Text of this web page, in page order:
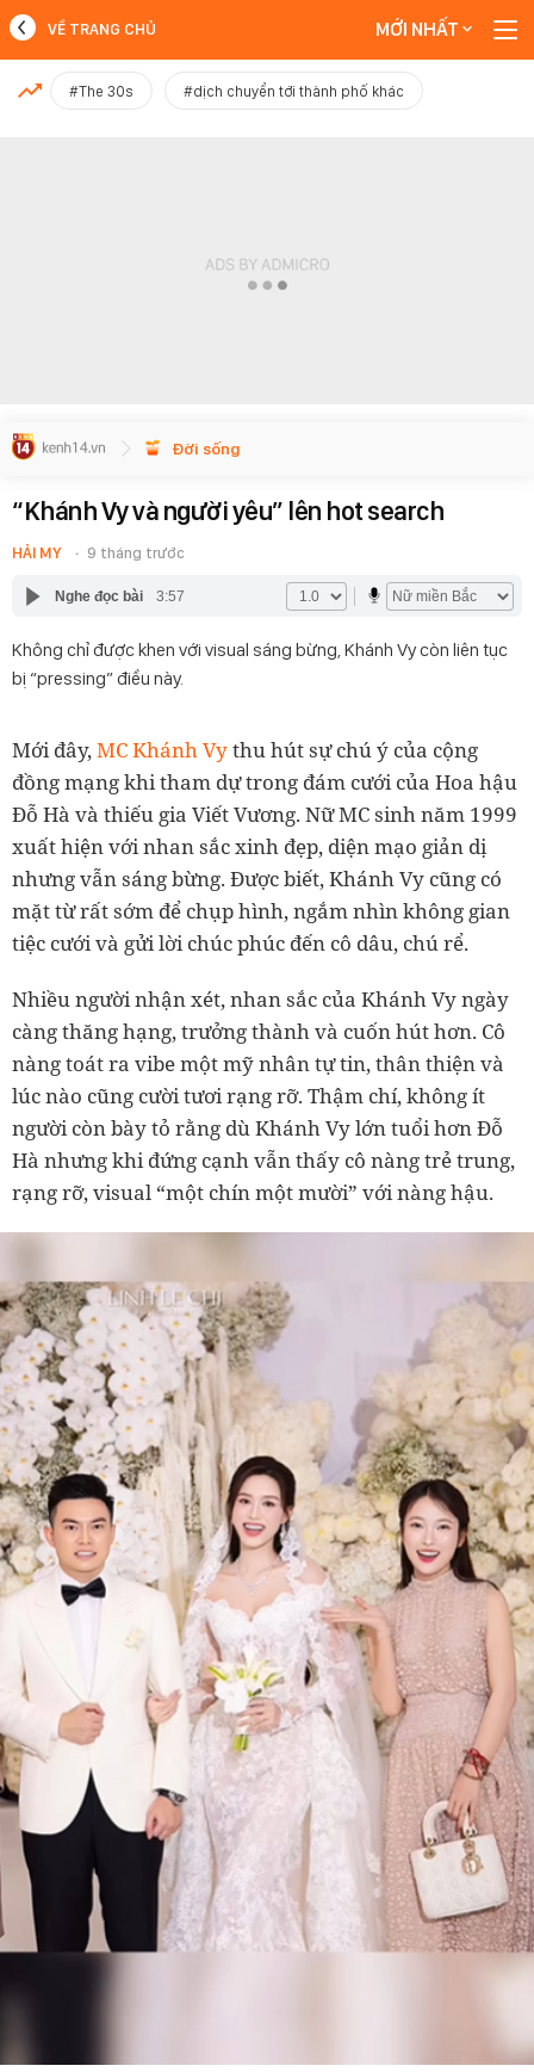
MỚI NHẤT
VỀ TRANG CHỦ MỚI NHẤT
#The 30s #dịch chuyển tới thành phố khác
Đời sống
“Khánh Vy và người yêu” lên hot search
HẢI MY 9 tháng trước
Nghe đọc bài 3:57
Không chỉ được khen với visual sáng bừng, Khánh Vy còn liên tục
bị “pressing” điều này.
Mới đây,MC Khánh Vythu hút sự chú ý của cộng
đồng mạng khi tham dự trong đám cưới của Hoa hậu
Đỗ Hà và thiếu gia Viết Vương. Nữ MC sinh năm 1999
xuất hiện với nhan sắc xinh đẹp, diện mạo giản dị
nhưng vẫn sáng bừng. Được biết, Khánh Vy cũng có
mặt từ rất sớm để chụp hình, ngắm nhìn không gian
tiệc cưới và gửi lời chúc phúc đến cô dâu, chú rể.
Nhiều người nhận xét, nhan sắc của Khánh Vy ngày
càng thăng hạng, trưởng thành và cuốn hút hơn. Cô
nàng toát ra vibe một mỹ nhân tự tin, thân thiện và
lúc nào cũng cười tươi rạng rỡ. Thậm chí, không ít
người còn bày tỏ rằng dù Khánh Vy lớn tuổi hơn Đỗ
Hà nhưng khi đứng cạnh vẫn thấy cô nàng trẻ trung,
rạng rỡ, visual “một chín một mười” với nàng hậu.